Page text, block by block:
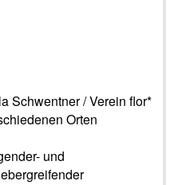
Schwentner / Verein flor*
Orten
und